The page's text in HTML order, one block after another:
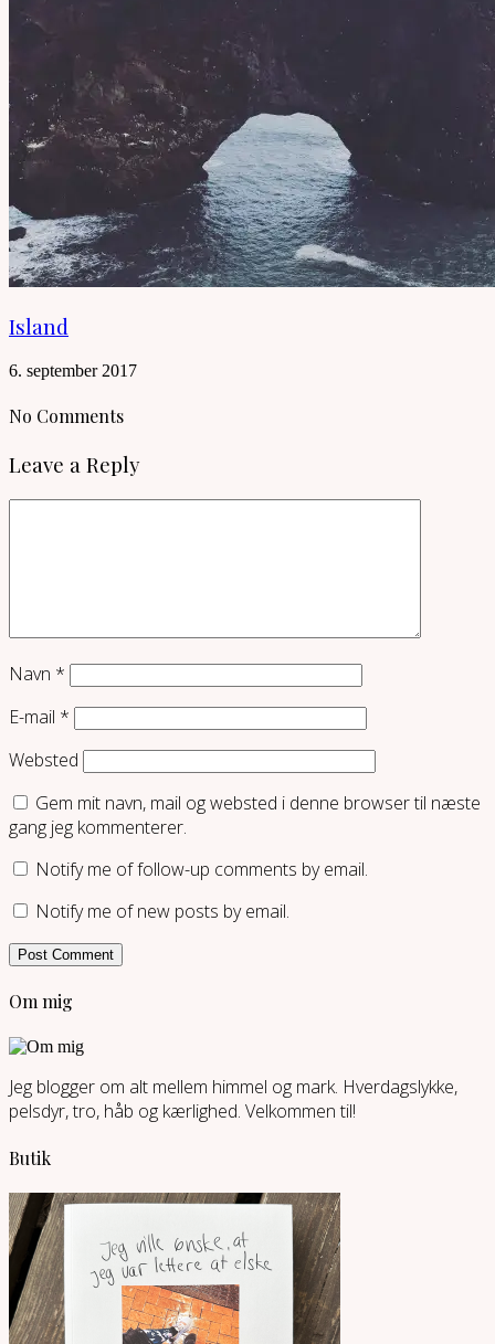
Island
6. september 2017
No Comments
Leave a Reply
Navn *
E-mail *
Websted
Gem mit navn, mail og websted i denne browser til næste
gang jeg kommenterer.
Notify me of follow-up comments by email.
Notify me of new posts by email.
Om mig
Jeg blogger om alt mellem himmel og mark. Hverdagslykke,
pelsdyr, tro, håb og kærlighed. Velkommen til!
Butik